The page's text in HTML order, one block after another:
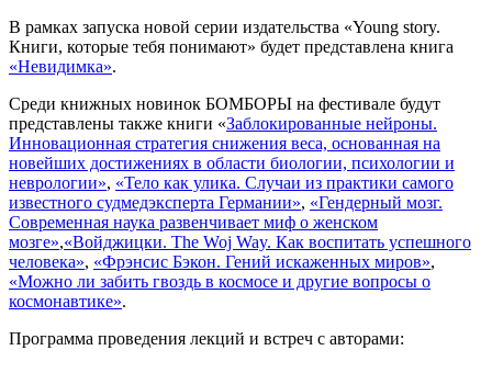
В рамках запуска новой серии издательства «Young story.
Книги, которые тебя понимают» будет представлена книга
«Невидимка».
Среди книжных новинок БОМБОРЫ на фестивале будут
представлены также книги «Заблокированные нейроны.
Инновационная стратегия снижения веса, основанная на
новейших достижениях в области биологии, психологии и
неврологии», «Тело как улика. Случаи из практики самого
известного судмедэксперта Германии», «Гендерный мозг.
Современная наука развенчивает миф о женском
мозге»,«Войджицки. The Woj Way. Как воспитать успешного
человека», «Фрэнсис Бэкон. Гений искаженных миров»,
«Можно ли забить гвоздь в космосе и другие вопросы о
космонавтике».
Программа проведения лекций и встреч с авторами: